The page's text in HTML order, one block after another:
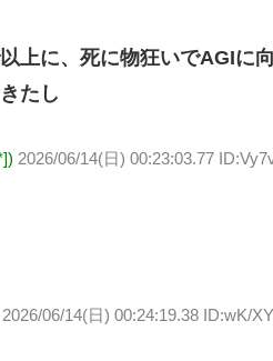
上に、死に物狂いでAGIに
たし
2026/06/14(日) 00:23:03.77
2026/06/14(日) 00:24:19.38 ID:wK/